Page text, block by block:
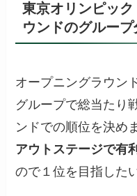
東京オリンピッ
ウンドのグループ
オープニングラウン
グループで総当たり
ンドでの順位を決め
アウトステージで有
ので１位を目指した